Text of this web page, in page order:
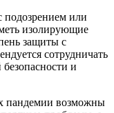
или
изолирующие
защиты с
сотрудничать
и
пандемии возможны